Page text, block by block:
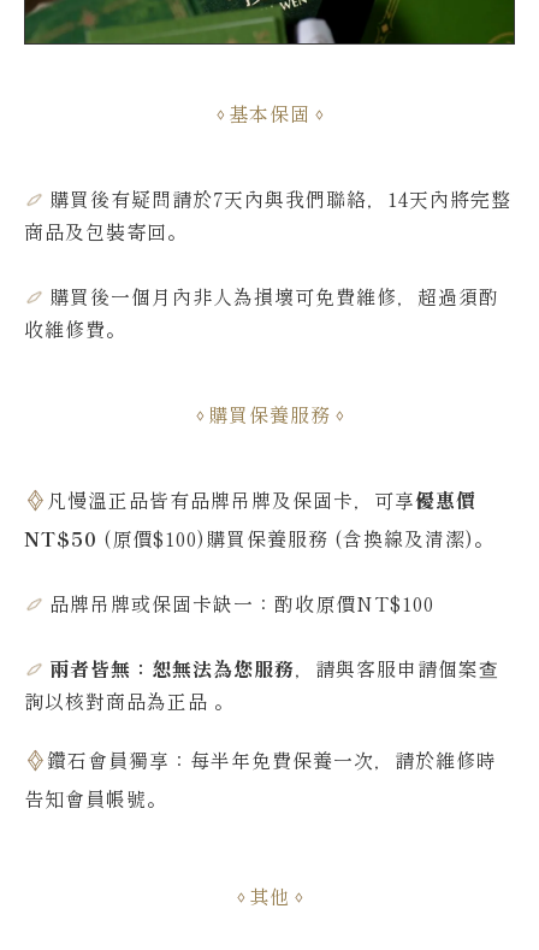
基本保固
購買後有疑問請於7天內與我們聯絡，14天內將完整
商品及包裝寄回。
購買後一個月內非人為損壞可免費維修，超過須酌
收維修費。
購買保養服務
凡慢溫正品皆有品牌吊牌及保固卡，可享優惠價
NT$50 (原價$100)購買保養服務 (含換線及清潔)。
品牌吊牌或保固卡缺一：酌收原價NT$100
兩者皆無：恕無法為您服務，請與客服申請個案查
詢以核對商品為正品 。
鑽石會員獨享：每半年免費保養一次，請於維修時
告知會員帳號。
其他